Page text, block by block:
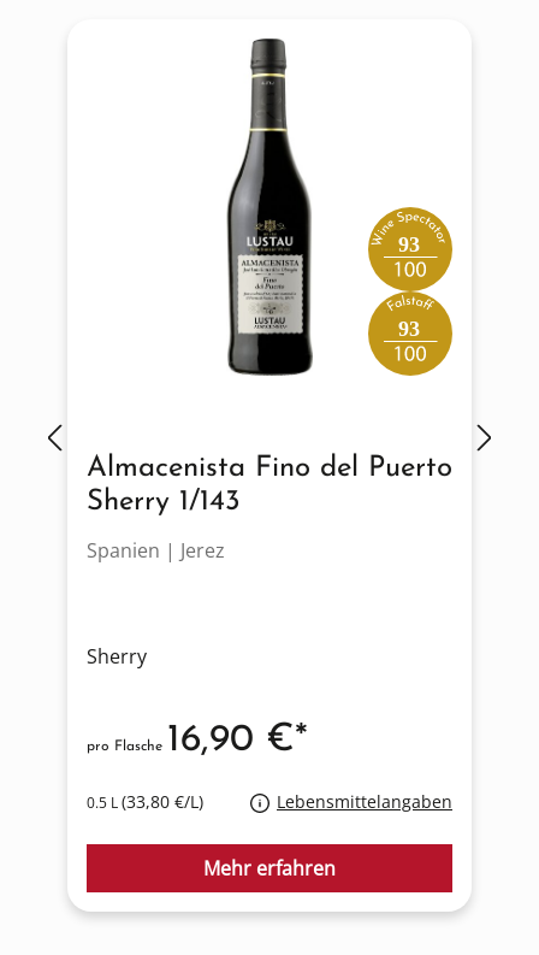
93
93
Almacenista Fino del Puerto
Sherry 1/143
Spanien | Jerez
Sherry
0.5 L(33,80 €/L) Lebensmittelangaben
pro Flasche 16,90 €*
Mehr erfahren